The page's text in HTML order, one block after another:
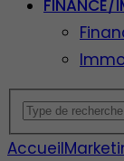
FINANCE/
Accueil